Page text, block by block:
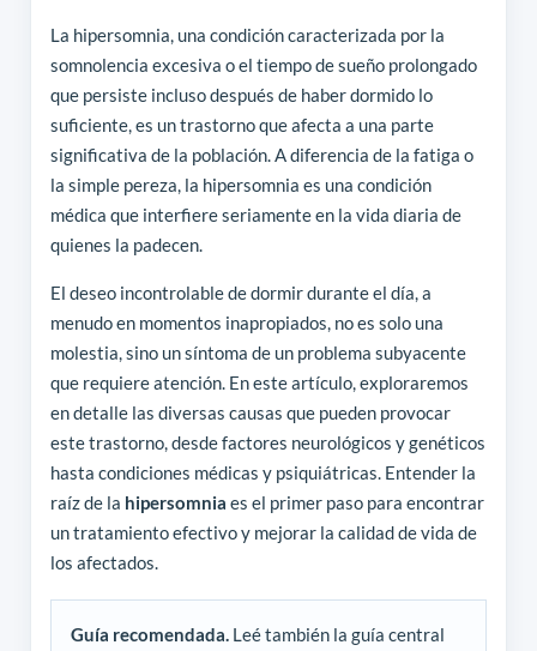
La hipersomnia, una condición caracterizada por la
somnolencia excesiva o el tiempo de sueño prolongado
que persiste incluso después de haber dormido lo
suficiente, es un trastorno que afecta a una parte
significativa de la población. A diferencia de la fatiga o
la simple pereza, la hipersomnia es una condición
médica que interfiere seriamente en la vida diaria de
quienes la padecen.
El deseo incontrolable de dormir durante el día, a
menudo en momentos inapropiados, no es solo una
molestia, sino un síntoma de un problema subyacente
que requiere atención. En este artículo, exploraremos
en detalle las diversas causas que pueden provocar
este trastorno, desde factores neurológicos y genéticos
hasta condiciones médicas y psiquiátricas. Entender la
raíz de la hipersomnia es el primer paso para encontrar
un tratamiento efectivo y mejorar la calidad de vida de
los afectados.
Guía recomendada.Leé también la guía central